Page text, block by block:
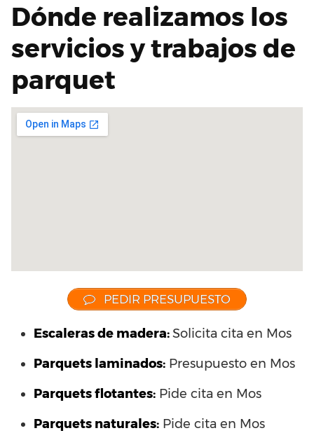
Dónde realizamos los
servicios y trabajos de
parquet
PEDIR PRESUPUESTO
Escaleras de madera:Solicita cita en Mos
Parquets laminados: Presupuesto en Mos
Parquets flotantes: Pide cita en Mos
Parquets naturales: Pide cita en Mos